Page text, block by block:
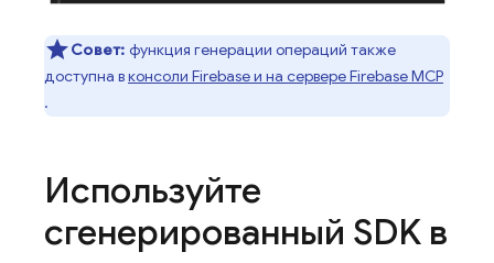
Совет: функция генерации операций также
доступна вконсоли Firebase и на сервере Firebase MCP
.
Используйте
сгенерированный SDK в